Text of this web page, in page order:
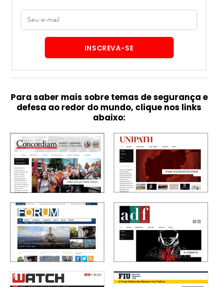
E-
mail
INSCREVA-SE
Para saber mais sobre temas de segurança e
defesa ao redor do mundo, clique nos links
abaixo: